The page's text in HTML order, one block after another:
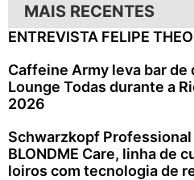
MAIS RECENTES
ENTREVISTA FELIPE
Caffeine Army leva bar de
Lounge Todas durante a
2026
Schwarzkopf
BLONDME Care, linha de
loiros com tecnologia de